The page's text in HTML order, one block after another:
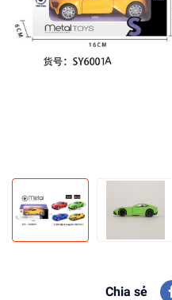
Chia sẻ